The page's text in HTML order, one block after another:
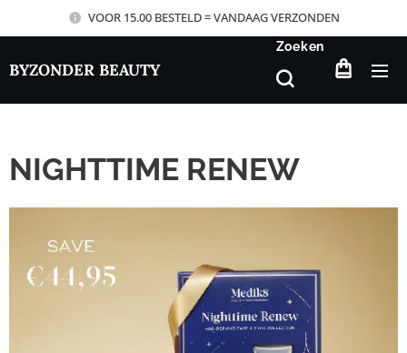
VOOR 15.00 BESTELD = VANDAAG VERZONDEN
BYZONDER BEAUTY
Zoeken
NIGHTTIME RENEW